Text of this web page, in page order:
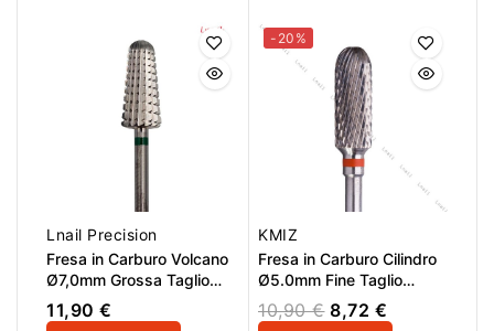
grosso e LL 14,0 mm
per rimozione e
correzione.
rimozione efficiente del
materiale.
Lnail Precision
Fresa in Carburo Volcano
Ø7,0mm Grossa Taglio
Longitudinale LL 15,0mm
11,90 €
-20%
KMIZ
Fresa in Carburo Cilindro
Ø5.0mm Fine Taglio
Incrociato LL 13.0mm
10,90 € 8,72 €